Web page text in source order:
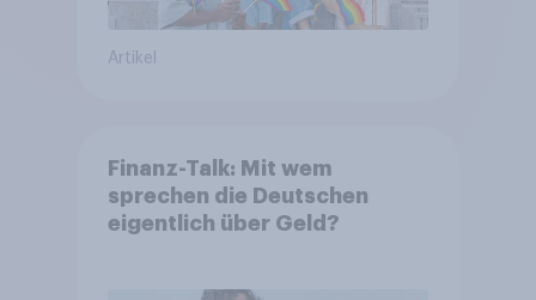
Artikel
Finanz-Talk: Mit wem
sprechen die Deutschen
eigentlich über Geld?